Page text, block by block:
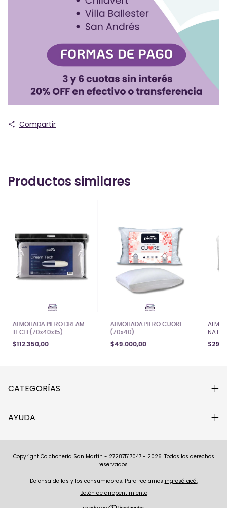
Compartir
Productos similares
ALMOHADA PIERO DREAM
TECH (70x40x15)
$112.350,00
ALMOHADA PIERO CUORE
(70x40)
$49.000,00
CATEGORÍAS
AYUDA
Copyright Colchoneria San Martin - 27287517047 - 2026. Todos los derechos
reservados.
Defensa de las y los consumidores. Para reclamos ingresá acá.
Botón de arrepentimiento